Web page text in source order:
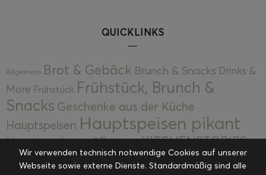
QUICKLINKS
Allgemein Brot & Gebäck Brunch & Snacks Drinks &
More Frühstück Frühstück, Brunch &
Snacks Geschenke aus der Küche
Hauptspeisen Hauptspeisen pikant
Hauptspeisen süßKekseKITCHENSTORIES
Kuchen, Torten & Desserts Kuchen und
Wir verwenden technisch notwendige Cookies auf unserer
Webseite sowie externe Dienste. Standardmäßig sind alle